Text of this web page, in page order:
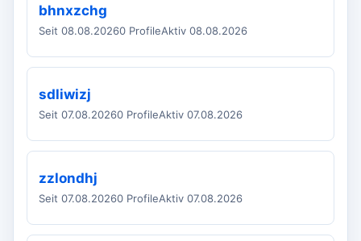
bhnxzchg
Seit 08.08.20260 ProfileAktiv 08.08.2026
sdliwizj
Seit 07.08.20260 ProfileAktiv 07.08.2026
zzlondhj
Seit 07.08.20260 ProfileAktiv 07.08.2026